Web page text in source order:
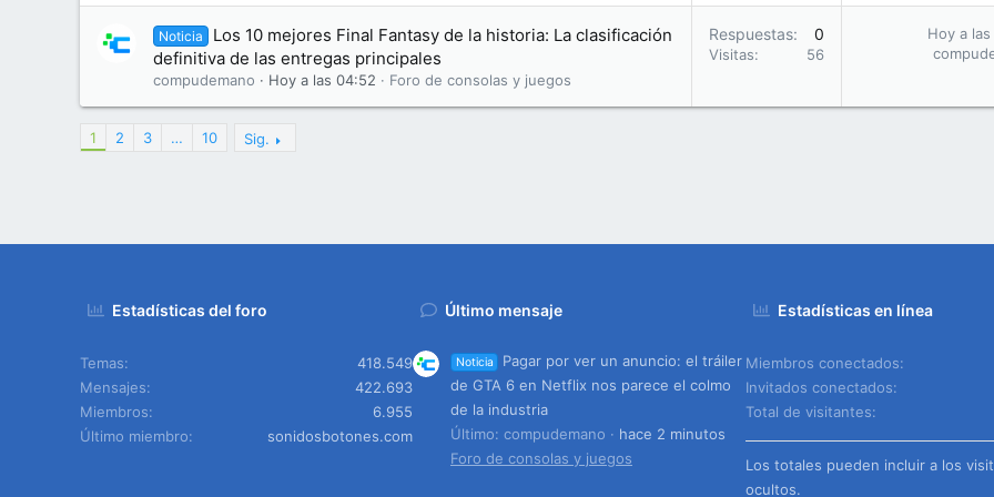
Noticia
Los 10 mejores Final Fantasy de la historia: La clasificación
definitiva de las entregas principales
compudemano Hoy a las 04:52 Foro de consolas y juegos
Respuestas 0
Visitas 56
Hoy a
1 2 3 … 10 Sig.
Estadísticas del foro
Temas
418.549
Mensajes
422.693
Miembros
6.955
Último miembro
sonidosbotones.com
Último mensaje
Noticia
Pagar por ver un anuncio: el tráiler
de GTA 6 en Netflix nos parece el colmo
de la industria
Último: compudemano
hace 2 minutos
Foro de consolas y juegos
Estadísticas en línea
Miembros conectados
Invitados conectados
Total de visitantes
Los totales pueden incluir a los
ocultos.